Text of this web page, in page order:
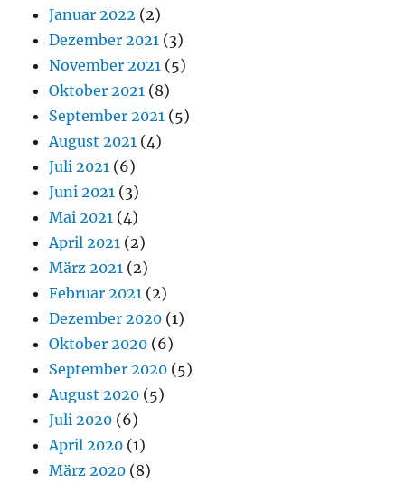
Januar 2022 (2)
Dezember 2021 (3)
November 2021 (5)
Oktober 2021 (8)
September 2021 (5)
August 2021 (4)
Juli 2021 (6)
Juni 2021 (3)
Mai 2021 (4)
April 2021 (2)
März 2021 (2)
Februar 2021 (2)
Dezember 2020 (1)
Oktober 2020 (6)
September 2020 (5)
August 2020 (5)
Juli 2020 (6)
April 2020 (1)
März 2020 (8)